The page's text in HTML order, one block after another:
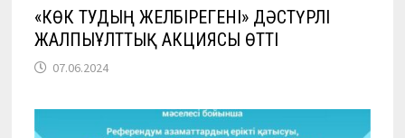
«КӨК ТУДЫҢ ЖЕЛБІРЕГЕНІ» ДӘСТҮРЛІ
ЖАЛПЫҰЛТТЫҚ АКЦИЯСЫ ӨТТІ
07.06.2024